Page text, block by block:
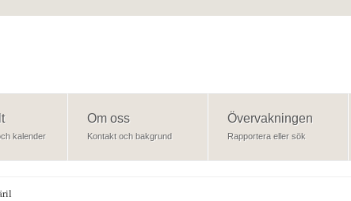
kalender
Om oss
Kontakt och bakgrund
Övervakningen
Rapportera eller sök